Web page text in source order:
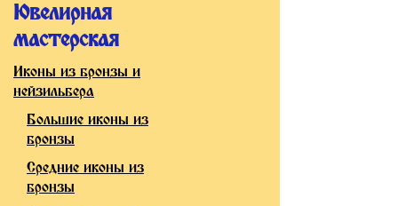
Ювелирная
мастерская
Иконы из бронзы и
нейзильбера
Большие иконы из
бронзы
Средние иконы из
бронзы